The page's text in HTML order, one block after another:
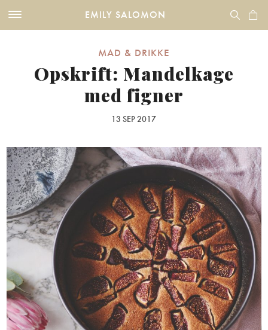
EMILY SALOMON
MAD & DRIKKE
Opskrift: Mandelkage
med figner
13 SEP 2017